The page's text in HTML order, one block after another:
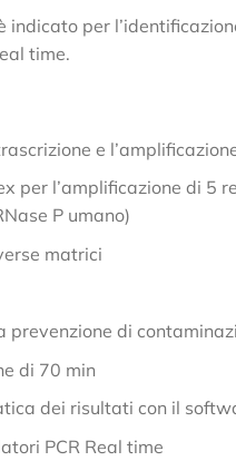
indicato per
time.
e
per l’amplificazione di 5
P umano)
matrici
prevenzione di
di 70 min
dei risultati con il
PCR Real time